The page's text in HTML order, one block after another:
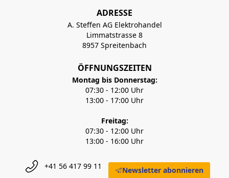
ADRESSE
A. Steffen AG Elektrohandel
Limmatstrasse 8
8957 Spreitenbach
ÖFFNUNGSZEITEN
Montag bis Donnerstag:
07:30 - 12:00 Uhr
13:00 - 17:00 Uhr
Freitag:
07:30 - 12:00 Uhr
13:00 - 16:00 Uhr
+41 56 417 99 11 Newsletter abonnieren